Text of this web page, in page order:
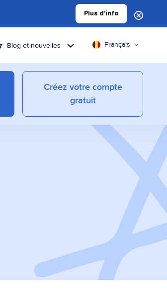
Plus d'info
Blog et nouvelles Français
Créez votre compte
gratuit